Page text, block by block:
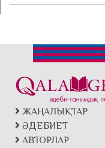
ЖАҢАЛЫҚТАР
ӘДЕБИЕТ
АВТОРЛАР